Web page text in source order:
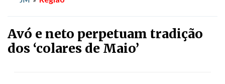
Avó e neto perpetuam tradição
dos ‘colares de Maio’